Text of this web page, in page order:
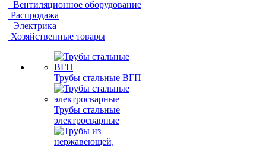
Вентиляционное оборудование
Распродажа
Электрика
Хозяйственные товары
Трубы стальные ВГП
Трубы стальные
электросварные